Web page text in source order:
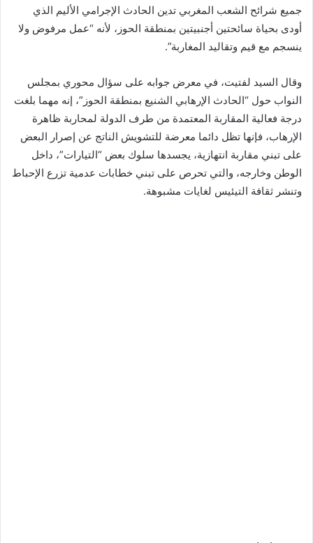
جميع شرائح الشعب المغربي تدين الحادث الإجرامي الأليم الذي
أودى بحياة سائحتين أجنبيتين بمنطقة الحوز، لأنه “عمل مرفوض ولا
ينسجم مع قيم وتقاليد المغاربة”.
وقال السيد لفتيت، في معرض جوابه على سؤال محوري بمجلس
النواب حول “الحادث الإرهابي الشنيع بمنطقة الحوز”، إنه مهما بلغت
درجة فعالية المقاربة المعتمدة من طرف الدولة لمحاربة ظاهرة
الإرهاب، فإنها تظل دائما معرضة للتشويش الناتج عن إصرار البعض
على تبني مقاربة انتهازية، يجسدها سلوك بعض “التيارات”، داخل
الوطن وخارجه، والتي تحرص على تبني خطابات عدمية تزرع الإحباط
وتنشر ثقافة التيئيس لغايات مشبوهة.